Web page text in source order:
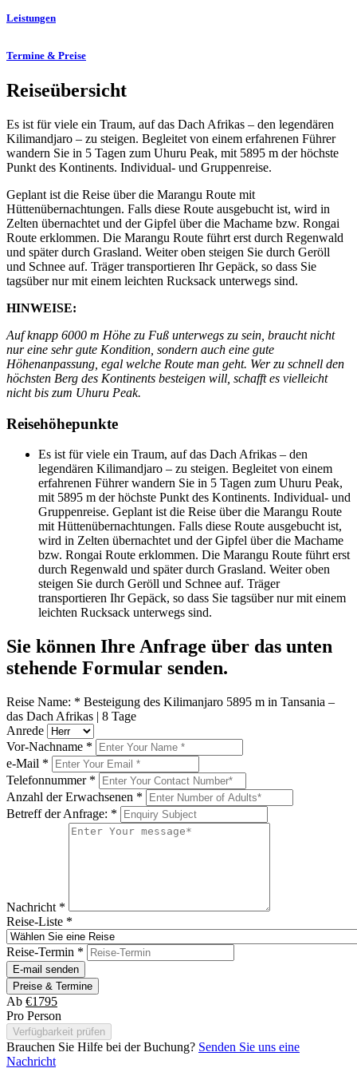
Leistungen
Termine & Preise
Reiseübersicht
Es ist für viele ein Traum, auf das Dach Afrikas – den legendären
Kilimandjaro – zu steigen. Begleitet von einem erfahrenen Führer
wandern Sie in 5 Tagen zum Uhuru Peak, mit 5895 m der höchste
Punkt des Kontinents. Individual- und Gruppenreise.
Geplant ist die Reise über die Marangu Route mit
Hüttenübernachtungen. Falls diese Route ausgebucht ist, wird in
Zelten übernachtet und der Gipfel über die Machame bzw. Rongai
Route erklommen. Die Marangu Route führt erst durch Regenwald
und später durch Grasland. Weiter oben steigen Sie durch Geröll
und Schnee auf. Träger transportieren Ihr Gepäck, so dass Sie
tagsüber nur mit einem leichten Rucksack unterwegs sind.
HINWEISE:
Auf knapp 6000 m Höhe zu Fuß unterwegs zu sein, braucht nicht
nur eine sehr gute Kondition, sondern auch eine gute
Höhenanpassung, egal welche Route man geht. Wer zu schnell den
höchsten Berg des Kontinents besteigen will, schafft es vielleicht
nicht bis zum Uhuru Peak.
Reisehöhepunkte
Es ist für viele ein Traum, auf das Dach Afrikas – den
legendären Kilimandjaro – zu steigen. Begleitet von einem
erfahrenen Führer wandern Sie in 5 Tagen zum Uhuru Peak,
mit 5895 m der höchste Punkt des Kontinents. Individual- und
Gruppenreise. Geplant ist die Reise über die Marangu Route
mit Hüttenübernachtungen. Falls diese Route ausgebucht ist,
wird in Zelten übernachtet und der Gipfel über die Machame
bzw. Rongai Route erklommen. Die Marangu Route führt erst
durch Regenwald und später durch Grasland. Weiter oben
steigen Sie durch Geröll und Schnee auf. Träger
transportieren Ihr Gepäck, so dass Sie tagsüber nur mit einem
leichten Rucksack unterwegs sind.
Sie können Ihre Anfrage über das unten
stehende Formular senden.
Reise Name: * Besteigung des Kilimanjaro 5895 m in Tansania –
das Dach Afrikas | 8 Tage
Anrede
Vor-Nachname *
e-Mail *
Telefonnummer *
Anzahl der Erwachsenen *
Betreff der Anfrage: *
Nachricht *
Reise-Liste *
Reise-Termin *
E-mail senden
Preise & Termine
Ab €1795
Pro Person
Verfügbarkeit prüfen
Brauchen Sie Hilfe bei der Buchung? Senden Sie uns eine
Nachricht